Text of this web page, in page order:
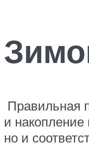
Правильная
и
но и